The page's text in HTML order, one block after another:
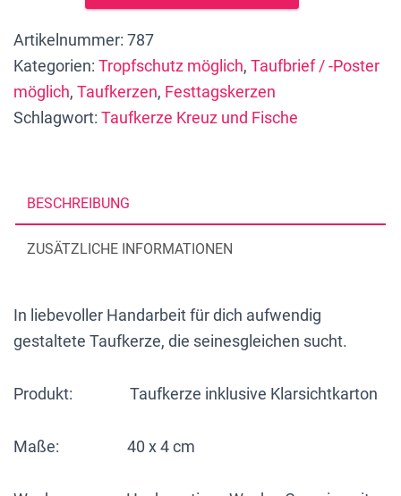
und
Fische
Rosatöne",
Wachsdesign,
cm,
mit
Menge
Artikelnummer: 787
Kategorien: Tropfschutz möglich, Taufbrief / -Poster
möglich, Taufkerzen, Festtagskerzen
Schlagwort: Taufkerze Kreuz und Fische
BESCHREIBUNG
ZUSÄTZLICHE INFORMATIONEN
In liebevoller Handarbeit für dich aufwendig
gestaltete Taufkerze, die seinesgleichen sucht.
Produkt: Taufkerze inklusive Klarsichtkarton
Maße: 40 x 4 cm